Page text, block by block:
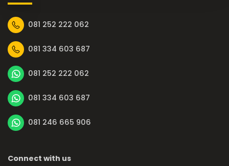
081 252 222 062
081 334 603 687
081 252 222 062
081 334 603 687
081 246 665 906
Connect with us